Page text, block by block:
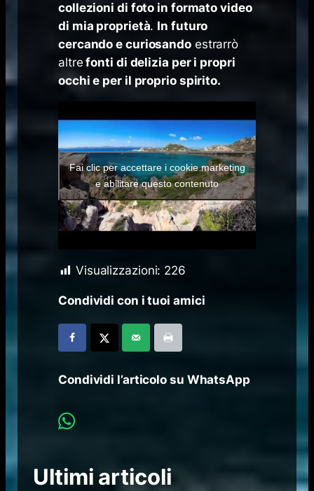
collezioni di foto in formato video
di mia proprietà. In futuro
cercando e curiosandoestrarrò
altre fonti di delizia per i propri
occhi e per il proprio spirito.
Fai clic per accettare i cookie marketing
e abilitare questo contenuto
Visualizzazioni: 226
Condividi con i tuoi amici
Condividi l’articolo su WhatsApp
Ultimi articoli